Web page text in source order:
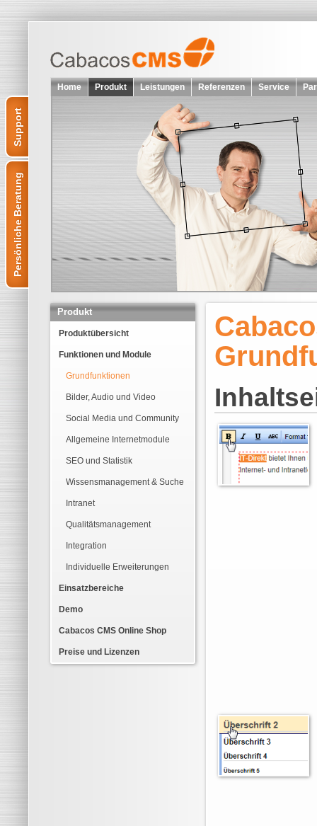
Support
Persönliche Beratung
Home Produkt Leistungen Referenzen Service
Produkt
Produktübersicht
Funktionen und Module
Grundfunktionen
Bilder, Audio und Video
Social Media und Community
Allgemeine Internetmodule
SEO und Statistik
Wissensmanagement & Suche
Intranet
Qualitätsmanagement
Integration
Individuelle Erweiterungen
Einsatzbereiche
Demo
Cabacos CMS Online Shop
Preise und Lizenzen